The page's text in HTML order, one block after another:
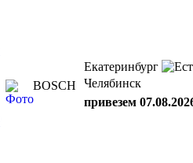
BOSCH
Екатеринбург
Челябинск
привезем